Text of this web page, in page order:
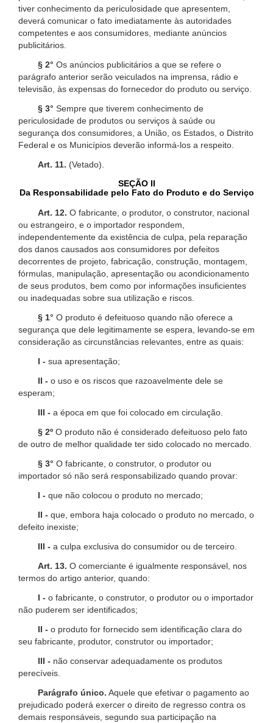
tiver conhecimento da periculosidade que apresentem,
deverá comunicar o fato imediatamente às autoridades
competentes e aos consumidores, mediante anúncios
publicitários.
§ 2° Os anúncios publicitários a que se refere o
parágrafo anterior serão veiculados na imprensa, rádio e
televisão, às expensas do fornecedor do produto ou serviço.
§ 3° Sempre que tiverem conhecimento de
periculosidade de produtos ou serviços à saúde ou
segurança dos consumidores, a União, os Estados, o Distrito
Federal e os Municípios deverão informá-los a respeito.
Art. 11. (Vetado).
SEÇÃO II
Da Responsabilidade pelo Fato do Produto e do Serviço
Art. 12. O fabricante, o produtor, o construtor, nacional
ou estrangeiro, e o importador respondem,
independentemente da existência de culpa, pela reparação
dos danos causados aos consumidores por defeitos
decorrentes de projeto, fabricação, construção, montagem,
fórmulas, manipulação, apresentação ou acondicionamento
de seus produtos, bem como por informações insuficientes
ou inadequadas sobre sua utilização e riscos.
§ 1° O produto é defeituoso quando não oferece a
segurança que dele legitimamente se espera, levando-se em
consideração as circunstâncias relevantes, entre as quais:
I - sua apresentação;
II - o uso e os riscos que razoavelmente dele se
esperam;
III - a época em que foi colocado em circulação.
§ 2º O produto não é considerado defeituoso pelo fato
de outro de melhor qualidade ter sido colocado no mercado.
§ 3° O fabricante, o construtor, o produtor ou
importador só não será responsabilizado quando provar:
I - que não colocou o produto no mercado;
II - que, embora haja colocado o produto no mercado, o
defeito inexiste;
III - a culpa exclusiva do consumidor ou de terceiro.
Art. 13. O comerciante é igualmente responsável, nos
termos do artigo anterior, quando:
I - o fabricante, o construtor, o produtor ou o importador
não puderem ser identificados;
II - o produto for fornecido sem identificação clara do
seu fabricante, produtor, construtor ou importador;
III - não conservar adequadamente os produtos
perecíveis.
Parágrafo único. Aquele que efetivar o pagamento ao
prejudicado poderá exercer o direito de regresso contra os
demais responsáveis, segundo sua participação na